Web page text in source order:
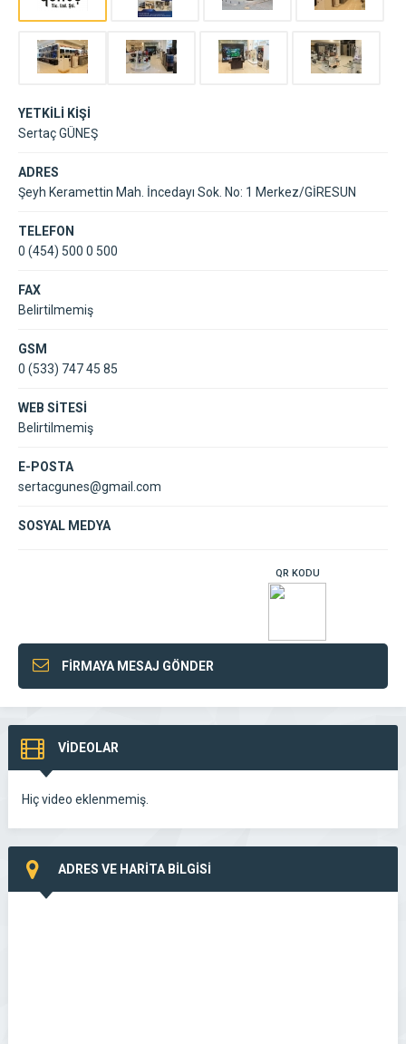
YETKİLİ KİŞİ
Sertaç GÜNEŞ
ADRES
Şeyh Keramettin Mah. İncedayı Sok. No: 1 Merkez/GİRESUN
TELEFON
0 (454) 500 0 500
FAX
Belirtilmemiş
GSM
0 (533) 747 45 85
WEB SİTESİ
Belirtilmemiş
E-POSTA
sertacgunes@gmail.com
SOSYAL MEDYA
QR KODU
FİRMAYA MESAJ GÖNDER
VİDEOLAR
Hiç video eklenmemiş.
ADRES VE HARİTA BİLGİSİ